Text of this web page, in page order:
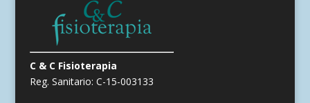
C & C Fisioterapia
Reg. Sanitario: C-15-003133